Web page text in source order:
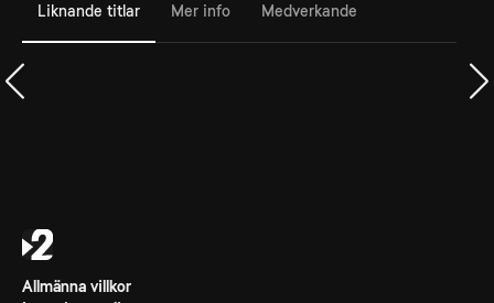
Liknande titlar Mer info Medverkande
Allmänna villkor